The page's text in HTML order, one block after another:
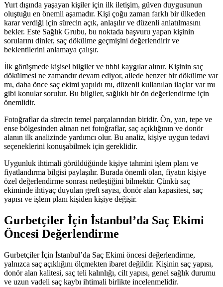
Yurt dışında yaşayan kişiler için ilk iletişim, güven duygusunun
oluştuğu en önemli aşamadır. Kişi çoğu zaman farklı bir ülkeden
karar verdiği için sürecin açık, anlaşılır ve düzenli anlatılmasını
bekler. Este Sağlık Grubu, bu noktada başvuru yapan kişinin
sorularını dinler, saç dökülme geçmişini değerlendirir ve
beklentilerini anlamaya çalışır.
İlk görüşmede kişisel bilgiler ve tıbbi kaygılar alınır. Kişinin saç
dökülmesi ne zamandır devam ediyor, ailede benzer bir dökülme var
mı, daha önce saç ekimi yapıldı mı, düzenli kullanılan ilaçlar var mı
gibi konular sorulur. Bu bilgiler, sağlıklı bir ön değerlendirme için
önemlidir.
Fotoğraflar da sürecin temel parçalarından biridir. Ön, yan, tepe ve
ense bölgesinden alınan net fotoğraflar, saç açıklığının ve donör
alanın ilk analizinde yardımcı olur. Bu analiz, kişiye uygun tedavi
seçeneklerini konuşabilmek için gereklidir.
Uygunluk ihtimali görüldüğünde kişiye tahmini işlem planı ve
fiyatlandırma bilgisi paylaşılır. Burada önemli olan, fiyatın kişiye
özel değerlendirme sonrası netleştiğini bilmektir. Çünkü saç
ekiminde ihtiyaç duyulan greft sayısı, donör alan kapasitesi, saç
yapısı ve işlem planı kişiden kişiye değişir.
Gurbetçiler İçin İstanbul’da Saç Ekimi
Öncesi Değerlendirme
Gurbetçiler İçin İstanbul’da Saç Ekimi öncesi değerlendirme,
yalnızca saç açıklığını ölçmekten ibaret değildir. Kişinin saç yapısı,
donör alan kalitesi, saç teli kalınlığı, cilt yapısı, genel sağlık durumu
ve uzun vadeli saç kaybı ihtimali birlikte incelenmelidir.